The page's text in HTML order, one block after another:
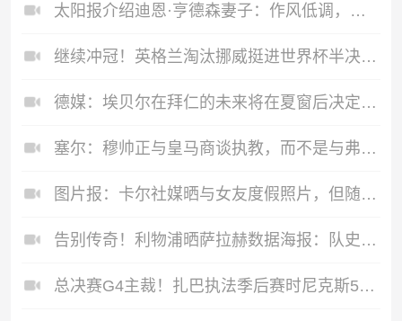
太阳报介绍迪恩·亨德森妻子：作风低调，两人22年结婚生了俩小孩
继续冲冠！英格兰淘汰挪威挺进世界杯半决赛，近3届2次晋级4强
德媒：埃贝尔在拜仁的未来将在夏窗后决定 销售额是重要评估标准
塞尔：穆帅正与皇马商谈执教，而不是与弗洛伦蒂诺的竞选团队谈判
图片报：卡尔社媒晒与女友度假照片，但随后全部删除
告别传奇！利物浦晒萨拉赫数据海报：队史第三射手，八冠加身
总决赛G4主裁！扎巴执法季后赛时尼克斯5胜7负 马刺10胜7负